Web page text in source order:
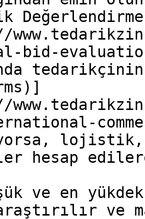
bid-
lojistik,
hesap
ve en
ve